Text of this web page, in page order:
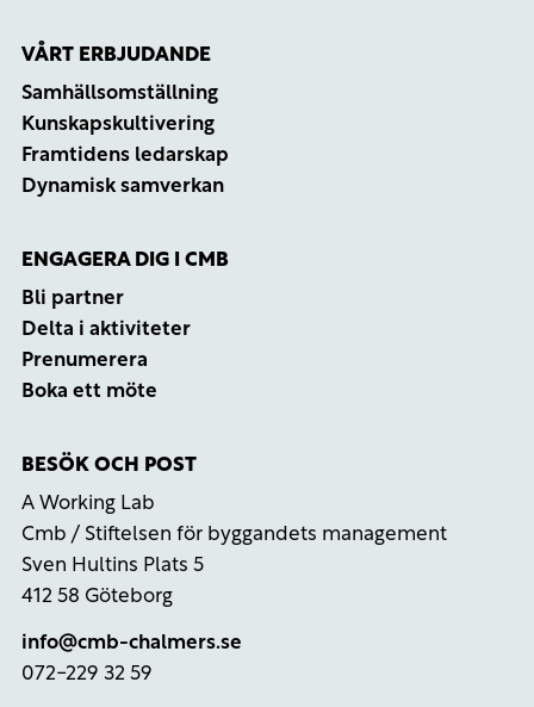
VÅRT ERBJUDANDE
Samhällsomställning
Kunskapskultivering
Framtidens ledarskap
Dynamisk samverkan
ENGAGERA DIG I CMB
Bli partner
Delta i aktiviteter
Prenumerera
Boka ett möte
BESÖK OCH POST
A Working Lab
Cmb / Stiftelsen för byggandets management
Sven Hultins Plats 5
412 58 Göteborg
info@cmb-chalmers.se
072-229 32 59